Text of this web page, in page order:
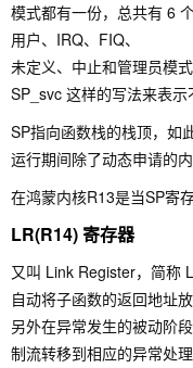
模式都有一份，总共有 6
用户、IRQ、FIQ、
未定义、中止和管理员模
SP_svc 这样的写法来表示
SP指向函数栈的栈顶，如
运行期间除了动态申请的
在鸿蒙内核R13是当SP寄
LR(R14) 寄存器
又叫 Link Register，简称
自动将子函数的返回地址
另外在异常发生的被动阶
制流转移到相应的异常处